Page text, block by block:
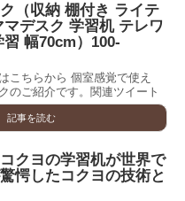
（収納 棚付き ライテ
マデスク 学習机 テレワ
幅70cm）100-
こちらから 個室感覚で使え
のご紹介です。関連ツイート
記事を読む
コクヨの学習机が世界で
愕したコクヨの技術と